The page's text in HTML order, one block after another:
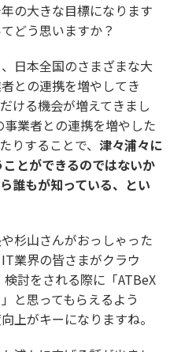
の大きな目標になります
どう思いますか？
日本全国のさまざまな大
との連携を増やしてき
ける機会が増えてきまし
業者との連携を増やした
りすることで、 津々浦々に
とができるのではないか
誰もが知っている、とい
杉山さんがおっしゃった
業界の皆さまがクラウ
討をされる際に「ATBeX
と思ってもらえるよう
上がキーになりますね。